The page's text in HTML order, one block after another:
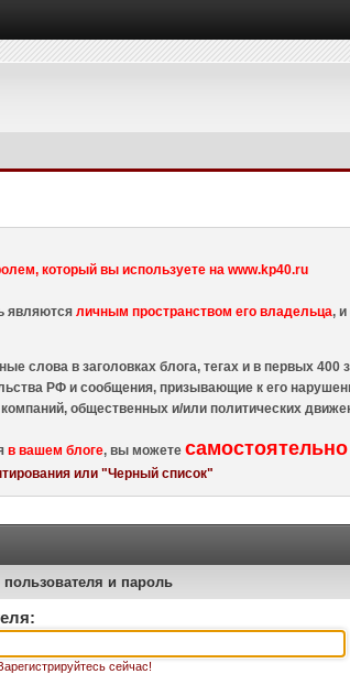
который вы используете на www.kp40.ru
являютсяличным пространством его владельца,
слова в заголовках блога, тегах и в первых 400
РФ и сообщения, призывающие к его
общественных и/или политических
в вашем блоге, вы можете
или "Черный список"
и пароль
сейчас!